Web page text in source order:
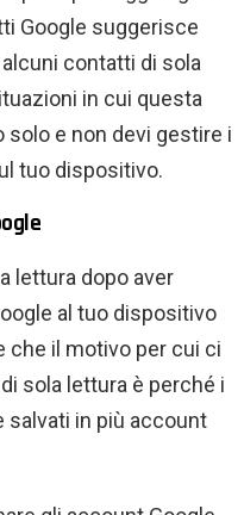
Google suggerisce
contatti di sola
in cui questa
e non devi gestire i
tuo dispositivo.
lettura dopo aver
al tuo dispositivo
che il motivo per cui ci
sola lettura è perché i
salvati in più account